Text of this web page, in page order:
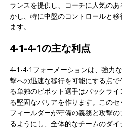
ランスを提供し、コーチに人気の
かし、特に中盤のコントロールと
ます。
4-1-4-1の主な利点
4-1-4-1フォーメーションは、強力
撃への迅速な移行を可能にする点
る単独のピボット選手はバックラ
る堅固なバリアを作ります。この
フィールダーが守備の義務と攻撃
るようにし、全体的なチームのダイ